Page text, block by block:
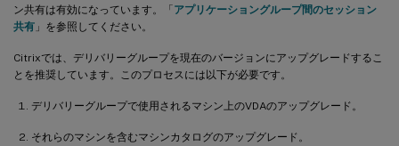
ン共有は有効になっています。「アプリケーショングループ間のセッション
共有 」を参照してください。
Citrixでは、デリバリーグループを現在のバージョンにアップグレードするこ
とを推奨しています。このプロセスには以下が必要です。
デリバリーグループで使用されるマシン上のVDAのアップグレード。
それらのマシンを含むマシンカタログのアップグレード。